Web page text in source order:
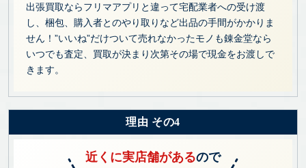
出張買取ならフリマアプリと違って宅配業者への受け渡
し、梱包、購入者とのやり取りなど出品の手間がかかりま
せん！”いいね”だけついて売れなかったモノも錬金堂なら
いつでも査定、買取が決まり次第その場で現金をお渡しで
きます。
理由 その4
近くに実店舗があるので